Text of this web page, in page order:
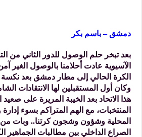
دمشق – باسم بكر
بعد تبخر حلم الوصول للدور الثاني من
الآسيوية عادت أحلامنا بالوصول الغير
الكرة الحالي إلى مطار دمشق بعد نكسة
وكان أول المستقبلين لها الانتقادات
هذا الاتحاد بعد الخيبة المريرة على
المنتخبات، مع الهم المتراكم بسوء
المحلية وشؤون وشجون كرتنا.. وبات من
الصراع الداخلي بين مطالبات الجماهير